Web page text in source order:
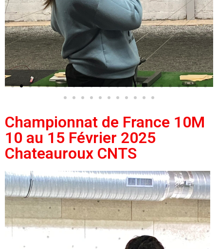
Championnat de France 10M
10 au 15 Février 2025
Chateauroux CNTS